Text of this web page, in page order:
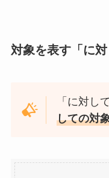
対象を表す「に
「に対し
しての対